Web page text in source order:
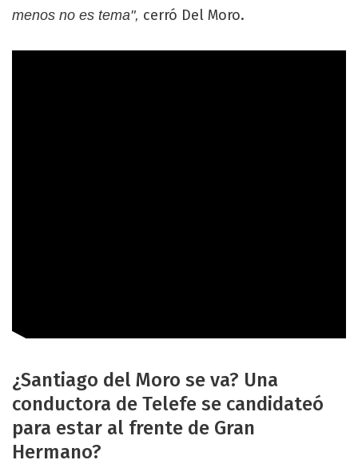
menos no es tema", cerró Del Moro.
¿Santiago del Moro se va? Una
conductora de Telefe se candidateó
para estar al frente de Gran
Hermano?